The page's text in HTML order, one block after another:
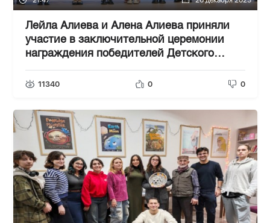
Лейла Алиева и Алена Алиева приняли
участие в заключительной церемонии
награждения победителей Детского
художественного фестиваля
11340 0 0